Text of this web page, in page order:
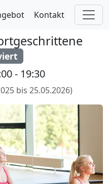
Kontakt
- 19:30
bis 25.05.2026)